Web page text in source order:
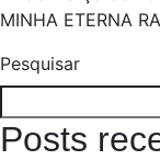
MINHA ETERNA
Pesquisar
Posts